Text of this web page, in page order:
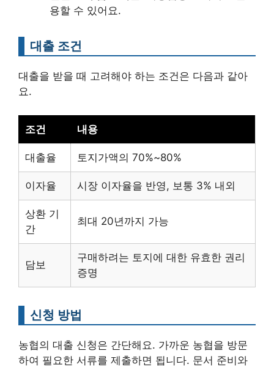
용할 수 있어요.
대출 조건
대출을 받을 때 고려해야 하는 조건은 다음과 같아
요.
조건 내용
대출율 토지가액의 70%~80%
이자율 시장 이자율을 반영, 보통 3% 내외
상환 기
간
최대 20년까지 가능
담보
구매하려는 토지에 대한 유효한 권리
증명
신청 방법
농협의 대출 신청은 간단해요. 가까운 농협을 방문
하여 필요한 서류를 제출하면 됩니다. 문서 준비와